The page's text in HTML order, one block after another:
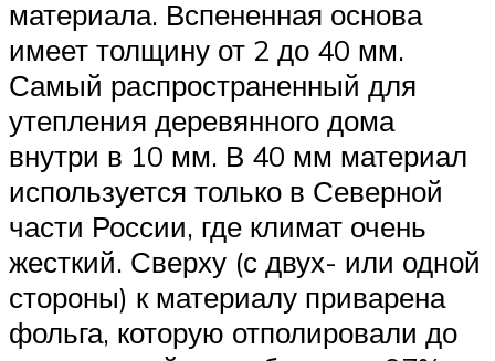
материала. Вспененная основа
имеет толщину от 2 до 40 мм.
Самый распространенный для
утепления деревянного дома
внутри в 10 мм. В 40 мм материал
используется только в Северной
части России, где климат очень
жесткий. Сверху (с двух- или одной
стороны) к материалу приварена
фольга, которую отполировали до